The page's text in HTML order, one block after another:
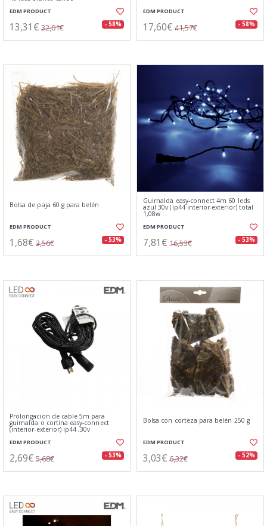
EDM PRODUCT
13,31€ 32,01€ - 58%
EDM PRODUCT
17,60€ 41,57€ - 58%
Bolsa de paja 60 g para belén
EDM PRODUCT
1,68€ 3,56€ - 53%
Guirnalda easy-connect 4m 60 leds
azul 30v (ip44 interior-exterior) total
1,08w
EDM PRODUCT
7,81€ 16,53€ - 53%
Prolongacion de cable 5m para
guirnalda o cortina easy-connect
(interior-exterior) ip44 ,30v
EDM PRODUCT
2,69€ 5,68€ - 53%
Bolsa con corteza para belén 250 g
EDM PRODUCT
3,03€ 6,32€ - 52%